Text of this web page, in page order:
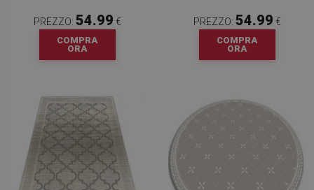
PREZZO: 54.99 €
COMPRA
ORA
PREZZO: 54.99 €
COMPRA
ORA